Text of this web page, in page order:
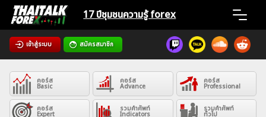
Skip
content
17 ปีชุมชนความรู้ forex
เข้าสู่ระบบ สมัครสมาชิก
Home
Newsคอร์ส
Basic
คอร์ส
Advance
คอร์ส
Professional
คอร์ส
Expert
รวมคำศัพท์
Indicators
รวมคำศัพท์
ทั่วไป